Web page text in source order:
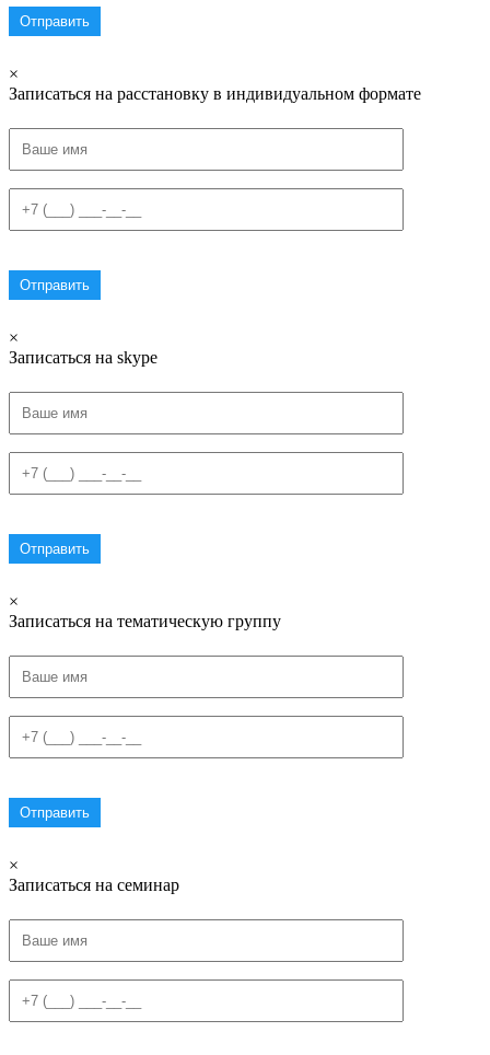
×
Записаться на расстановку в индивидуальном формате
×
Записаться на skype
×
Записаться на тематическую группу
×
Записаться на семинар